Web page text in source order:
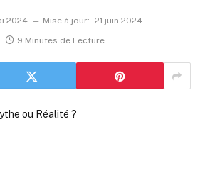
2024 Mise à jour: 21 juin 2024
9 Minutes de Lecture